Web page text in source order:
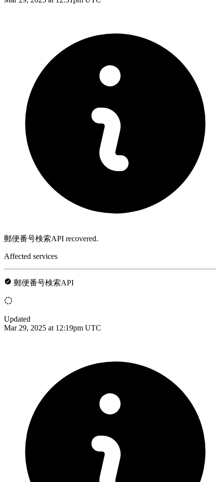
郵便番号検索API recovered.
Affected services
郵便番号検索API
Updated
Mar 29, 2025 at 12:19pm UTC